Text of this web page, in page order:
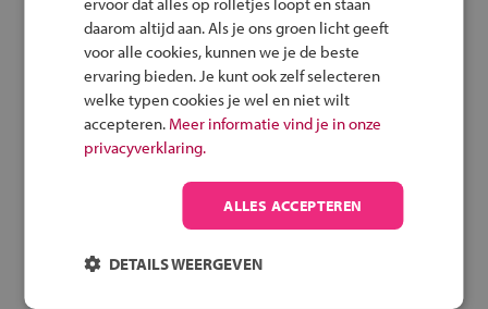
een diploma vmbo-gl of vmbo-tl kun je ook doorstromen
naar de havo. Nu stellen scholen nog verschillende eisen
aan de doorstroming. Weet je nu al dat je na de vmbo naar
de havo wilt? Vraag op de school op de open dag welke
doorstroomeisen er zijn voor de havo. Zo kan het
bijvoorbeeld nodig zijn om daarvoor een extra vak te
Meer weten?
daarom altijd aan. Als je ons groen licht geeft
voor alle cookies, kunnen we je de beste
ervaring bieden. Je kunt ook zelf selecteren
welke typen cookies je wel en niet wilt
accepteren. Meer informatie vind je in onze
privacyverklaring.
ALLES ACCEPTEREN
DETAILS WEERGEVEN